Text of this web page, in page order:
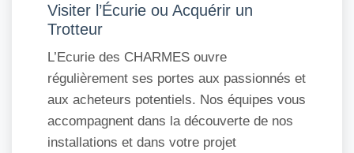
Visiter l’Écurie ou Acquérir un
Trotteur
L’Ecurie des CHARMES ouvre
régulièrement ses portes aux passionnés et
aux acheteurs potentiels. Nos équipes vous
accompagnent dans la découverte de nos
installations et dans votre projet